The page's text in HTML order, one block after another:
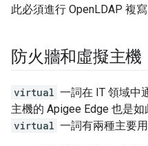
此必須進行 OpenLDAP 複寫
防火牆和虛擬主機
virtual 一詞在 IT 領域中
主機的 Apigee Edge 也是
virtual 一詞有兩種主要用